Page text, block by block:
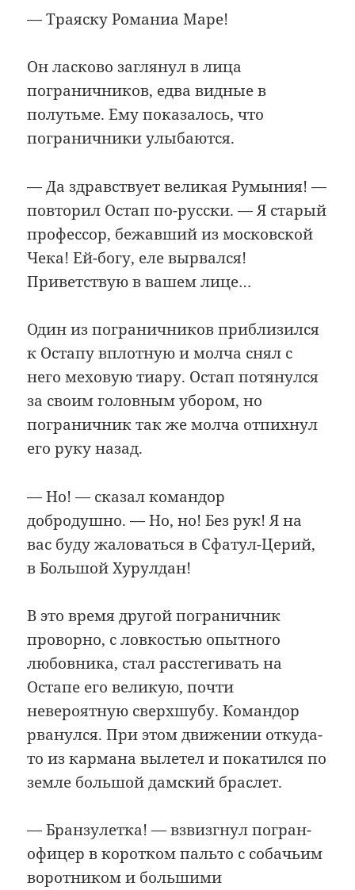
— Траяску Романиа Маре!
Он ласково заглянул в лица
пограничников, едва видные в
полутьме. Ему показалось, что
пограничники улыбаются.
— Да здравствует великая Румыния! —
повторил Остап по-русски. — Я старый
профессор, бежавший из московской
Чека! Ей-богу, еле вырвался!
Приветствую в вашем лице…
Один из пограничников приблизился
к Остапу вплотную и молча снял с
него меховую тиару. Остап потянулся
за своим головным убором, но
пограничник так же молча отпихнул
его руку назад.
— Но! — сказал командор
добродушно. — Но, но! Без рук! Я на
вас буду жаловаться в Сфатул-Церий,
в Большой Хурулдан!
В это время другой пограничник
проворно, с ловкостью опытного
любовника, стал расстегивать на
Остапе его великую, почти
невероятную сверхшубу. Командор
рванулся. При этом движении откуда-
то из кармана вылетел и покатился по
земле большой дамский браслет.
— Бранзулетка! — взвизгнул погран-
офицер в коротком пальто с собачьим
воротником и большими